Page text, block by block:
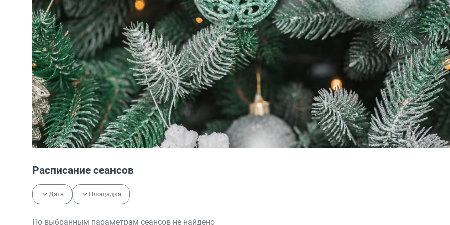
Расписание сеансов
Дата Площадка
По выбранным параметрам сеансов не найдено